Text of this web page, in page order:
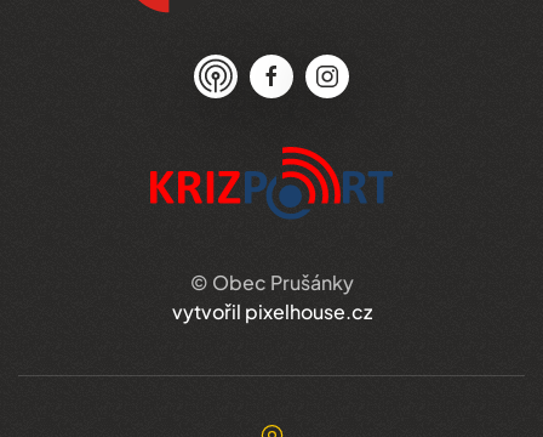
© Obec Prušánky
vytvořil pixelhouse.cz